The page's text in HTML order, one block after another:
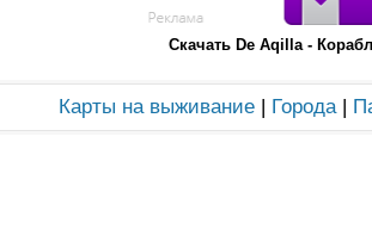
Скачать De Aqilla -
Карты на выживание| Города|